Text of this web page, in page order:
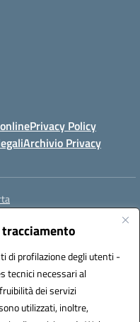
di profilazione degli utenti -
tecnici necessari al
dei servizi
utilizzati, inoltre,
Privacy Policy
Archivio Privacy
(IPA): islasleu